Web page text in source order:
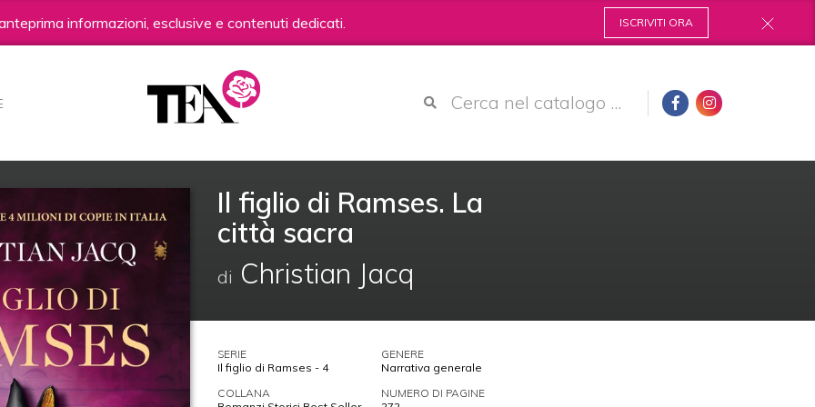
informazioni, esclusive e contenuti dedicati. ISCRIVITI ORA
Il figlio di Ramses. La
città sacra
di Christian Jacq
SERIE
Il figlio di Ramses - 4
GENERE
Narrativa generale
COLLANA
NUMERO DI PAGINE